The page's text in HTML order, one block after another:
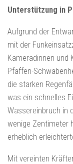
Unterstützung in
Aufgrund der
mit der
Kameradinnen und
Pfaffen-
die starken
was ein schnelles
Wassereinbruch in
wenige Zentimeter
erheblich
Mit vereinten